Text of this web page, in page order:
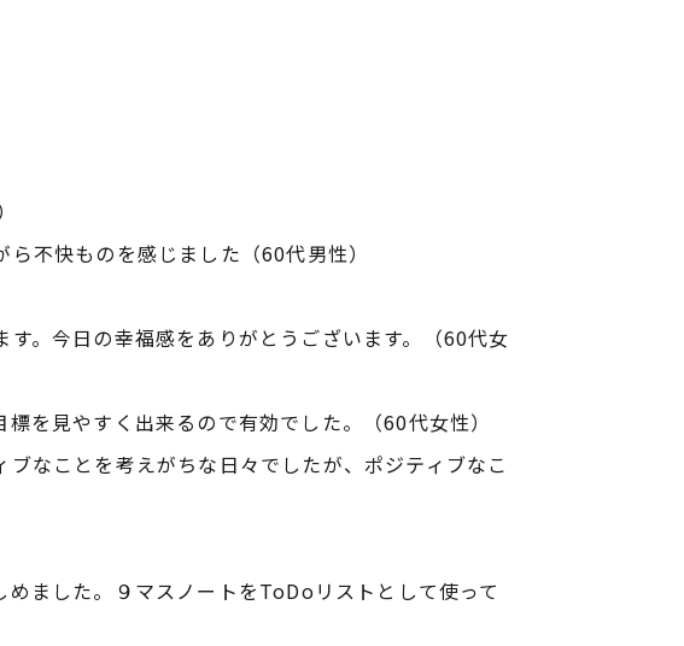
不快ものを感じました（60代男性）
。今日の幸福感をありがとうございます。（60代女
を見やすく出来るので有効でした。（60代女性）
なことを考えがちな日々でしたが、ポジティブなこ
ました。９マスノートをToDoリストとして使って